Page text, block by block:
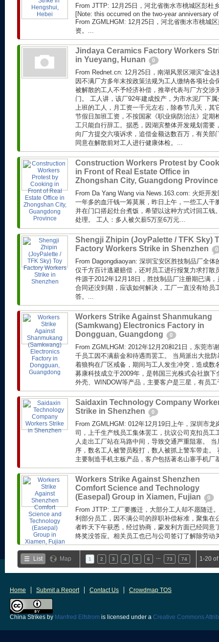
From JTTP: 12月25日，河北省衡水市桃城区彭杜
[Note: this occurred on the two-year anniversary
From ZGMLHGM: 12月25日，河北省衡水市桃城
资。...
Jindaya Ceramics Factory Workers
in Yueyang, Hunan
0
From Rednet.cn: 12月25日，南湖风景区湖滨“金
因不满厂方多年末按政策法规为工人缴纳各项社会
被解散的工人不予经济补偿，推举代表与厂方交涉
门。 工人讲，该厂92年建成投产，为市水泥厂下
上班的工人，月工资一千元左右，除春节几天，其
节假日加班工资，不按国家《职业病防治法》定期
工只能自行辞工。据悉，因湖滨整体开发规划需要
向厂方提交六项诉求，追偿金额达数百万，有关部
同意在解散前对工人进行健康体检。...
Construction Workers Protest by
in Front of Real Estate Office in
Zhongshan City, Guangdong
From Da Yang Wang via News.163.com: 火炬开
一年多的血汗钱一筹莫展，昨日上午，一些工人干
并在门口搭起灶台煮饭，希望以这种方式讨回工钱
处理。 工人：多人被欠薪5万至6万元...
Shengji Zhipin (JoyPalette / TFK Sky)
Factory Workers Strike in Shenzhen
0
From Dagongdiaoyan: 深圳宝安区胜技制品厂全
仅千方百计逃避赔偿，还对员工进行报复力求打散
件源于2012年12月18日，胜技制品厂注册期已满，
合同还没到期，应该如何解决，工厂一直没有给员
答。...
Workers Strike Against Shanmukang
(Samkwang) Electronics Factory in
Dongguan, Guangdong
0
From ZGMLHGM: 2012年12月20和21日，东莞市
千员工因不满薪金和待遇而罢工。 当局派出大批
着狼狗在厂区戒备，期间与工人发生冲突，造成数
募康科技成立于2009年，是韩国三光株式会社旗
外壳、WINDOW等产品，主要客户是三星，有员工
Saidaxin Technology Company
Strike in Shenzhen
0
From ZGMLHGM: 012年12月19日上午，深圳市龙
司，上千生产线员工集体罢工，抗议公司克扣员工
人走出工厂站在马路中间，导致交通严重阻塞。
序，数名工人被警员殴打，数人被抓上警车带走。
主要制造手机主板产品，客户包括著名山寨手机厂
Workers Strike Against Shenzhen
Comfort Science and Technology
(Easepal) Group in Xiamen, Fujian
0
From JTTP: 工厂要搬迁，大部分工人却不愿随迁
利部分员工，因不满公司的辞职补偿标准，聚集在
者昨天下午获悉，经过协商，蒙发利方面已经同意
终奖没答应。相关员工也已与公司签订了解除劳动
List Map 1 2 3 4 5 6 73 74 1-20
Home Submit a Report Contact Us Crowdmap TOS
China Strikes by Manfred Elfstrom is licensed under a Creative Commons